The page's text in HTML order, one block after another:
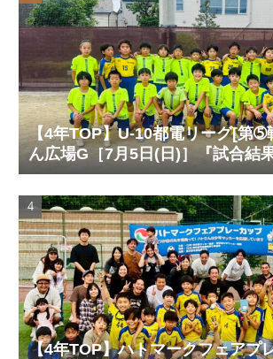
【4年TOP】U-10都電リーグ[第➄
ん広場G［7月5日(日)］『試合結
チレポート』『試合動画』
【4年TOP】ハトマークフェアプ